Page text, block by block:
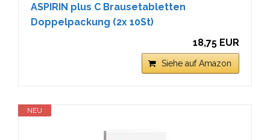
ASPIRIN plus C Brausetabletten
Doppelpackung (2x 10St)
18,75 EUR
Siehe auf Amazon
NEU